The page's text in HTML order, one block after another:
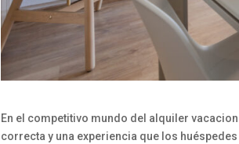
En el competitivo mundo del alquiler
correcta y una experiencia que los